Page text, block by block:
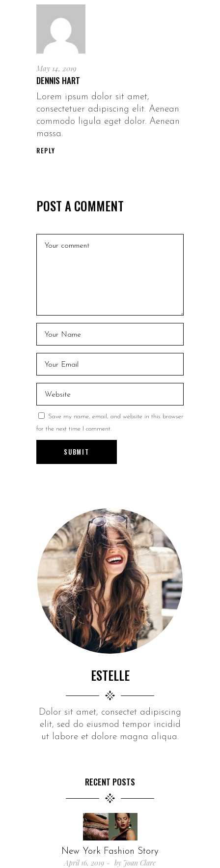
May 14, 2019
DENNIS HART
Lorem ipsum dolor sit amet,
consectetuer adipiscing elit. Aenean
commodo ligula eget dolor. Aenean
massa.
REPLY
POST A COMMENT
Save my name, email, and website in this browser
for the next time I comment.
SUBMIT
ESTELLE
Dolor sit amet, consectet adipiscing
elit, sed do eiusmod tempor incidid
ut labore et dolore magna aliqua.
RECENT POSTS
New York Fashion Story
April 16, 2019
by Joan Clare